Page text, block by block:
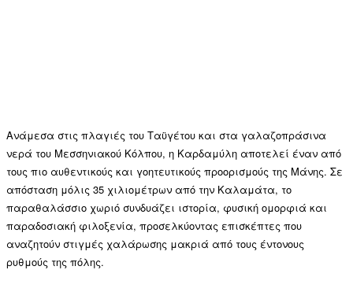
Ανάμεσα στις πλαγιές του Ταϋγέτου και στα γαλαζοπράσινα
νερά του Μεσσηνιακού Κόλπου, η Καρδαμύλη αποτελεί έναν από
τους πιο αυθεντικούς και γοητευτικούς προορισμούς της Μάνης. Σε
απόσταση μόλις 35 χιλιομέτρων από την Καλαμάτα, το
παραθαλάσσιο χωριό συνδυάζει ιστορία, φυσική ομορφιά και
παραδοσιακή φιλοξενία, προσελκύοντας επισκέπτες που
αναζητούν στιγμές χαλάρωσης μακριά από τους έντονους
ρυθμούς της πόλης.